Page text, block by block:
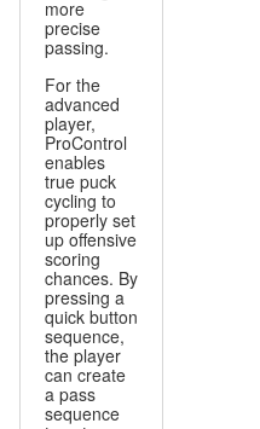
more
precise
passing.
For the
advanced
player,
ProControl
enables
true puck
cycling to
properly set
up offensive
scoring
chances. By
pressing a
quick button
sequence,
the player
can create
a pass
sequence